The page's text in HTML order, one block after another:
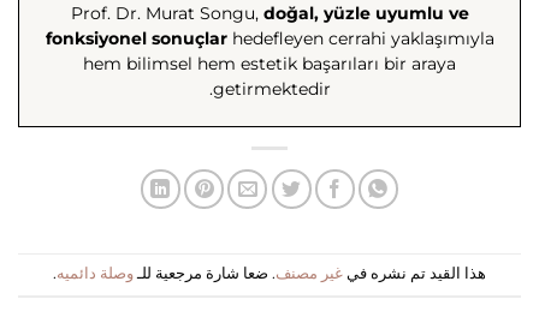
Prof. Dr. Murat Songu, doğal, yüzle uyumlu ve
fonksiyonel sonuçlarhedefleyen cerrahi yaklaşımıyla
hem bilimsel hem estetik başarıları bir araya
getirmektedir.
هذا القيد تم نشره في غير مصنف. ضعا شارة مرجعية للـوصلة دائميه.